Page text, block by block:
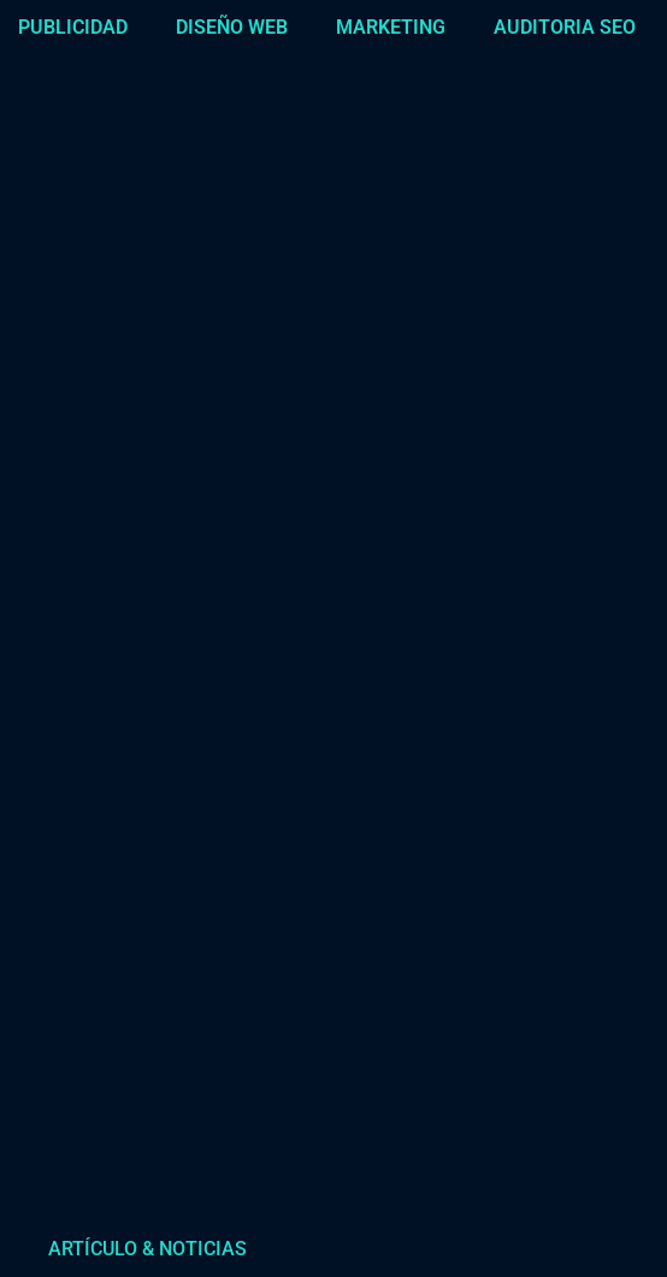
PUBLICIDAD DISEÑO WEB MARKETING AUDITORIA SEO
ARTÍCULO & NOTICIAS